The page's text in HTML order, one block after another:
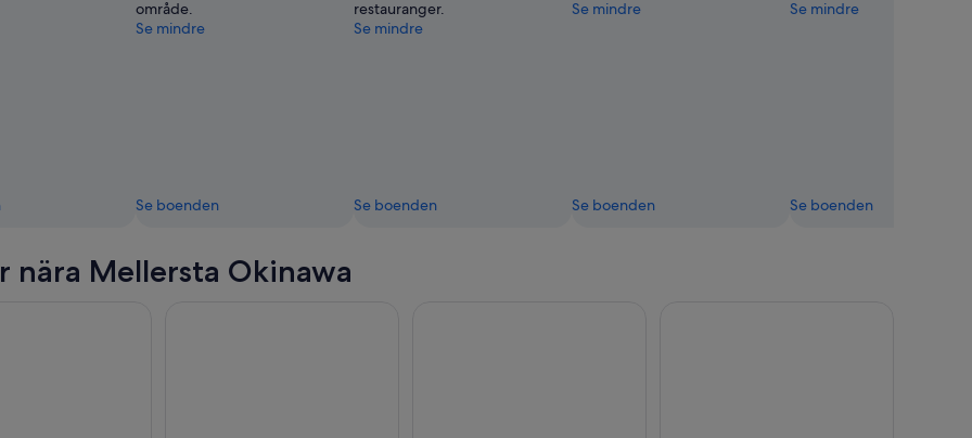
område.
Se mindre
Se boenden
restauranger.
Se mindre
Se boenden
Se mindre
Se boenden
Se mindre
Se boenden
nära Mellersta Okinawa